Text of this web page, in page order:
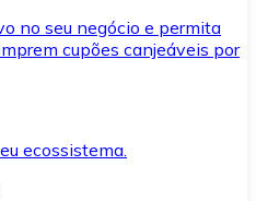
no seu negócio e permita
cupões canjeáveis por
ecossistema.